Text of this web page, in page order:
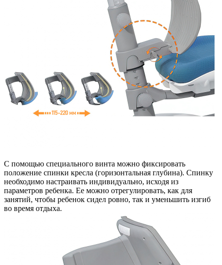
С помощью специального винта можно фиксировать
положение спинки кресла (горизонтальная глубина). Cпинку
необходимо настраивать индивидуально, исходя из
параметров ребенка. Ее можно отрегулировать, как для
занятий, чтобы ребенок сидел ровно, так и уменьшить изгиб
во время отдыха.